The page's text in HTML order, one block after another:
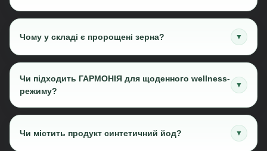
Чому у складі є пророщені зерна? ▼
Чи підходить ГАРМОНІЯ для щоденного wellness-
режиму?
▼
Чи містить продукт синтетичний йод? ▼